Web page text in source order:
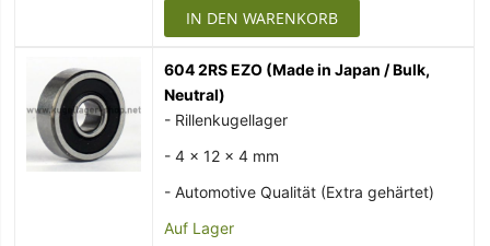
IN DEN WARENKORB
604 2RS EZO (Made in Japan / Bulk,
Neutral)
- Rillenkugellager
- 4 x 12 x 4 mm
- Automotive Qualität (Extra gehärtet)
Auf Lager